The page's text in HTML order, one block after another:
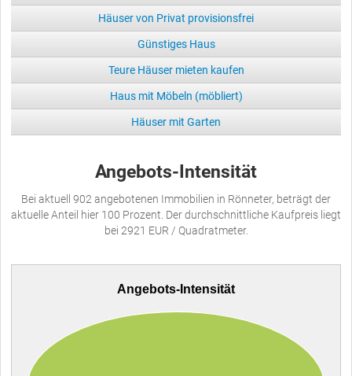
Häuser von Privat provisionsfrei
Günstiges Haus
Teure Häuser mieten kaufen
Haus mit Möbeln (möbliert)
Häuser mit Garten
Angebots-Intensität
Bei aktuell 902 angebotenen Immobilien in Rönneter, beträgt der
aktuelle Anteil hier 100 Prozent. Der durchschnittliche Kaufpreis liegt
bei 2921 EUR / Quadratmeter.
Angebots-Intensität